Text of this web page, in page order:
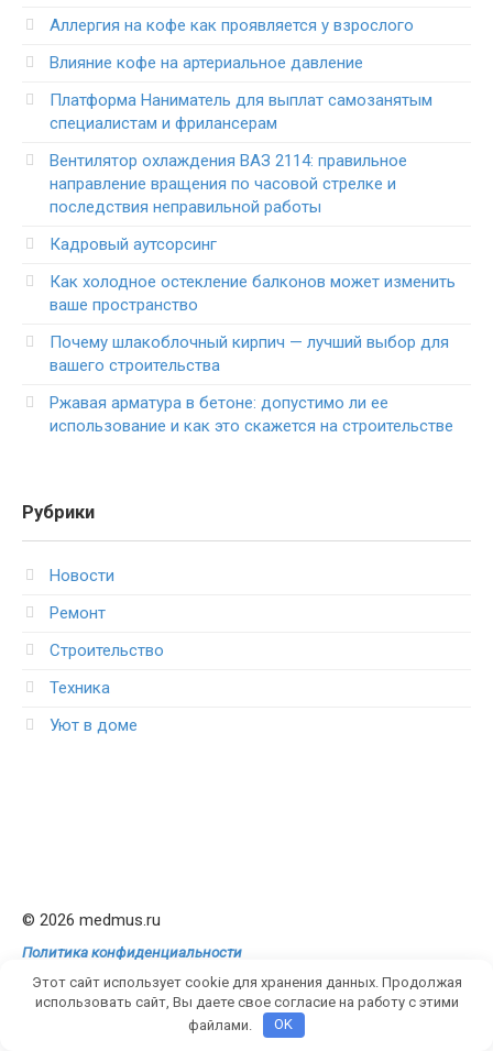
Аллергия на кофе как проявляется у взрослого
Влияние кофе на артериальное давление
Платформа Наниматель для выплат самозанятым
специалистам и фрилансерам
Вентилятор охлаждения ВАЗ 2114: правильное
направление вращения по часовой стрелке и
последствия неправильной работы
Кадровый аутсорсинг
Как холодное остекление балконов может изменить
ваше пространство
Почему шлакоблочный кирпич — лучший выбор для
вашего строительства
Ржавая арматура в бетоне: допустимо ли ее
использование и как это скажется на строительстве
Рубрики
Новости
Ремонт
Строительство
Техника
Уют в доме
© 2026 medmus.ru
Политика конфиденциальности
Этот сайт использует cookie для хранения данных. Продолжая
использовать сайт, Вы даете свое согласие на работу с этими
файлами.
OK